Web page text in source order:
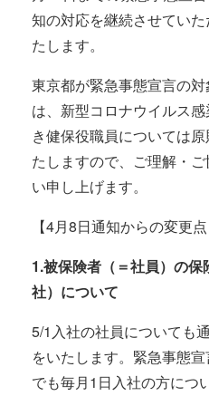
知の対応を継続させてい
たします。
東京都が緊急事態宣言の
は、新型コロナウイルス
き健保役職員については
たしますので、ご理解・
い申し上げます。
【4月8日通知からの変更点
1.被保険者（＝社員）の
社）について
5/1入社の社員についても
をいたします。緊急事態
でも毎月1日入社の方につ